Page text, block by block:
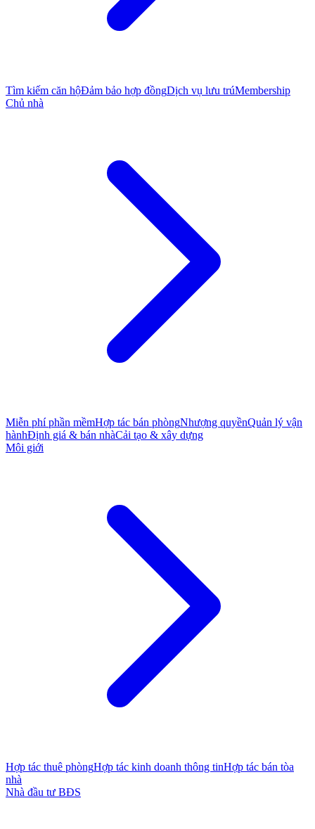
Tìm kiếm căn hộĐảm bảo hợp đồngDịch vụ lưu trúMembership
Chủ nhà
Miễn phí phần mềmHợp tác bán phòngNhượng quyềnQuản lý vận
hànhĐịnh giá & bán nhàCải tạo & xây dựng
Môi giới
Hợp tác thuê phòngHợp tác kinh doanh thông tinHợp tác bán tòa
nhà
Nhà đầu tư BĐS